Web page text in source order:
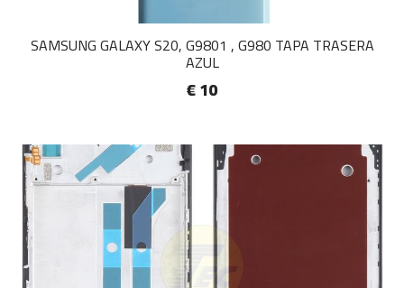
SAMSUNG GALAXY S20, G9801 , G980 TAPA TRASERA
AZUL
€ 10